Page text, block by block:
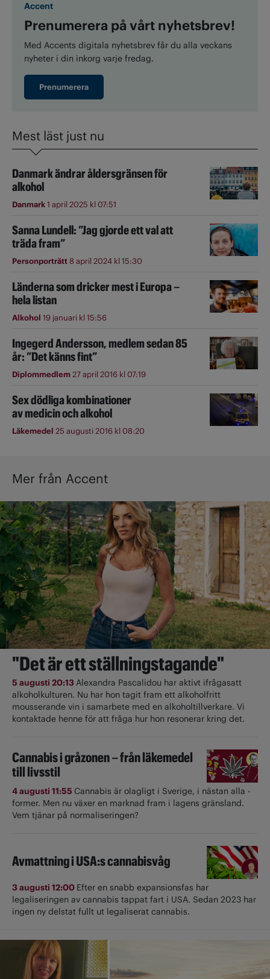
Accent
Prenumerera på vårt nyhetsbrev!
Med Accents digitala nyhetsbrev får du alla veckans
nyheter i din inkorg varje fredag.
Prenumerera
Mest läst just nu
Danmark ändrar åldersgränsen för
alkohol
Danmark1 april 2025 kl 07:51
Sanna Lundell: ”Jag gjorde ett val att
träda fram”
Personporträtt8 april 2024 kl 15:30
Länderna som dricker mest i Europa –
hela listan
Alkohol 19 januari kl 15:56
Ingegerd Andersson, medlem sedan 85
år: ”Det känns fint”
Diplommedlem27 april 2016 kl 07:19
Sex dödliga kombinationer
av medicin och alkohol
Läkemedel 25 augusti 2016 kl 08:20
Mer från Accent
"Det är ett ställningstagande"
5 augusti 20:13Alexandra Pascalidou har aktivt ifrågasatt
alkoholkulturen. Nu har hon tagit fram ett alkoholfritt
mousserande vin i samarbete med en alkoholtillverkare. Vi
kontaktade henne för att fråga hur hon resonerar kring det.
Cannabis i gråzonen – från läkemedel
till livsstil
4 augusti 11:55 Cannabis är olagligt i ­Sverige, i nästan alla ­
former. Men nu växer en marknad fram i lagens gränsland.
Vem tjänar på normaliseringen?
Avmattning i USA:s cannabisvåg
3 augusti 12:00 Efter en snabb expansionsfas har
legaliseringen av cannabis tappat fart i USA. Sedan 2023 har
ingen ny delstat fullt ut ­legaliserat cannabis.